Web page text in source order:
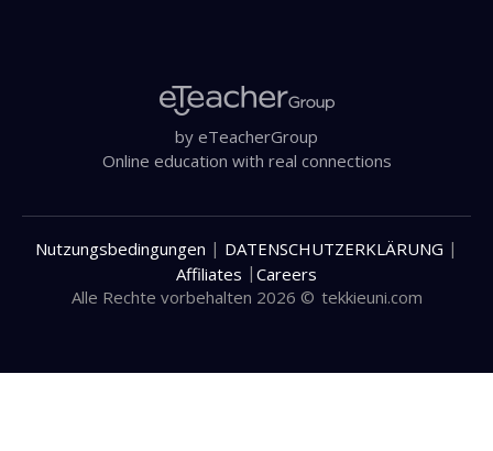
by eTeacherGroup
Online education with real connections
Alle Rechte vorbehalten 2026 © tekkieuni.com
Nutzungsbedingungen | DATENSCHUTZERKLÄRUNG |
Affiliates | Careers